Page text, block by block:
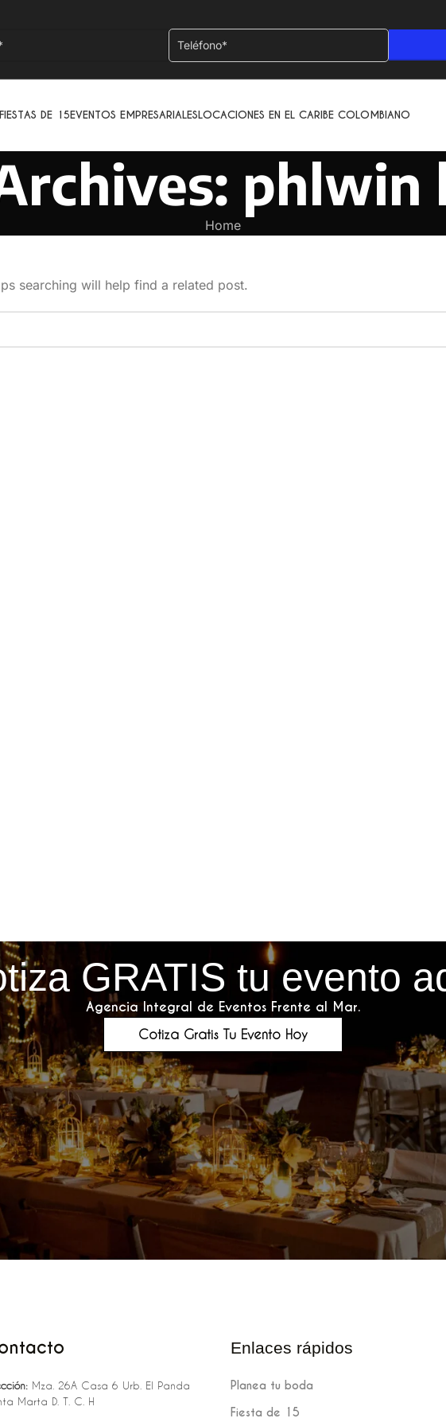
FIESTAS DE 15EVENTOS EMPRESARIALESLOCACIONES EN EL CARIBE COLOMBIANO
phlwin
Home
searching will help find a related post.
GRATIS tu evento
Agencia Integral de Eventos Frente al Mar.
Cotiza Gratis Tu Evento Hoy
Mza. 26A Casa 6 Urb. El Panda
Marta D. T. C. H
Enlaces rápidos
Planea tu boda
Fiesta de 15